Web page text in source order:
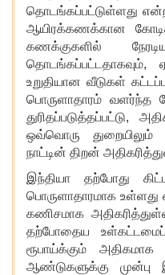
தொடங்கப்பட்டுள்ளது
ஆயிரக்கணக்கான
கணக்குகளில்
தொடங்கப்பட்டதாகவும்,
உறுதியான வீடுகள்
பொருளாதாரம் வளர்ந்த
துரிதப்படுத்தப்பட்டு,
ஒவ்வொரு துறையிலும்
நாட்டின் திறன்
இந்தியா தற்போது
பொருளாதாரமாக உள்ளது
கணிசமாக
தற்போதைய
ரூபாய்க்கும்
ஆண்டுகளுக்கு முன்பு